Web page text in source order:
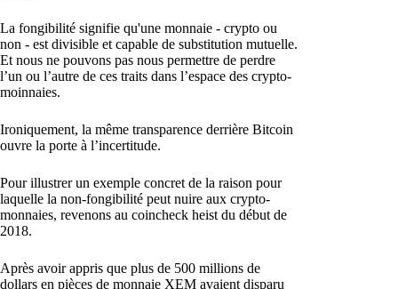
La fongibilité signifie qu'une monnaie - crypto ou
non - est divisible et capable de substitution mutuelle.
Et nous ne pouvons pas nous permettre de perdre
l’un ou l’autre de ces traits dans l’espace des crypto-
moinnaies.
Ironiquement, la même transparence derrière Bitcoin
ouvre la porte à l’incertitude.
Pour illustrer un exemple concret de la raison pour
laquelle la non-fongibilité peut nuire aux crypto-
monnaies, revenons au coincheck heist du début de
2018.
Après avoir appris que plus de 500 millions de
dollars en pièces de monnaie XEM avaient disparu